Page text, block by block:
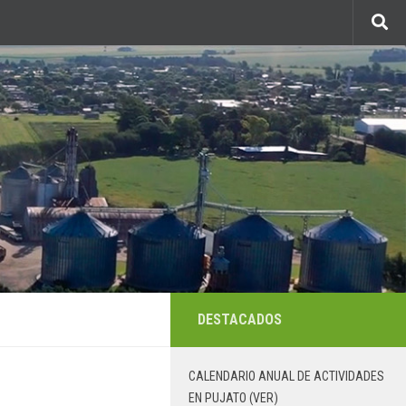
DESTACADOS
CALENDARIO ANUAL DE ACTIVIDADES
EN PUJATO (VER)